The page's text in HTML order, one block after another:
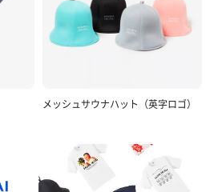
メッシュサウナハット（英字ロゴ）